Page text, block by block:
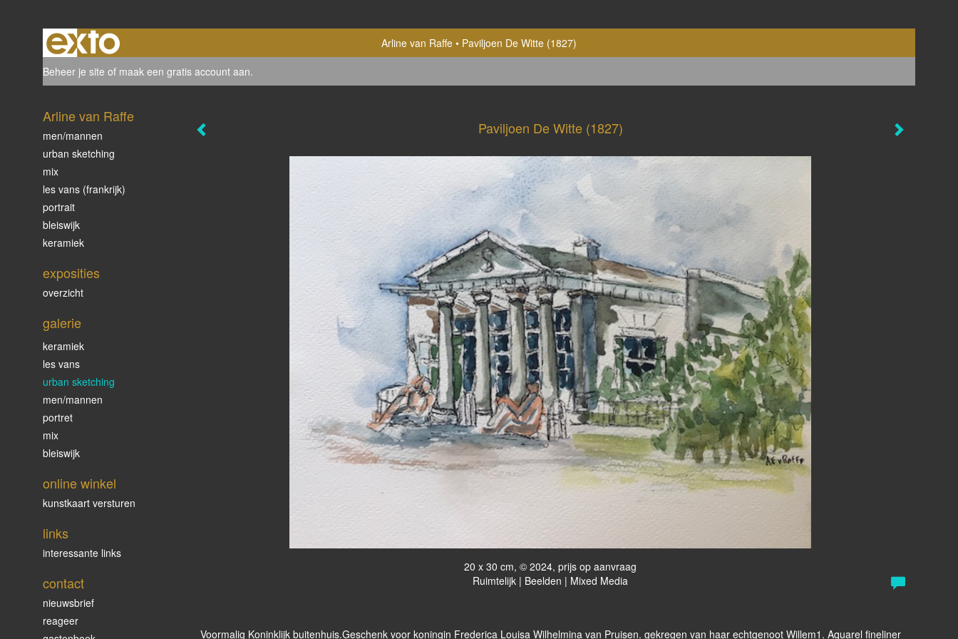
Arline van Raffe
Paviljoen De Witte (1827)
Beheer je site of maak een gratis account aan.
Paviljoen De Witte (1827)
20 x 30 cm, © 2024, prijs op aanvraag
Ruimtelijk | Beelden | Mixed Media
Voormalig Koninklijk buitenhuis.Geschenk voor koningin Frederica Louisa Wilhelmina van Pruisen. gekregen van haar echtgenoot Willem1. Aquarel fineliner
Arline van Raffe
men/mannen
urban sketching
mix
les vans (frankrijk)
portrait
bleiswijk
keramiek
exposities
overzicht
galerie
keramiek
les vans
urban sketching
men/mannen
portret
mix
bleiswijk
online winkel
kunstkaart versturen
links
interessante links
contact
nieuwsbrief
reageer